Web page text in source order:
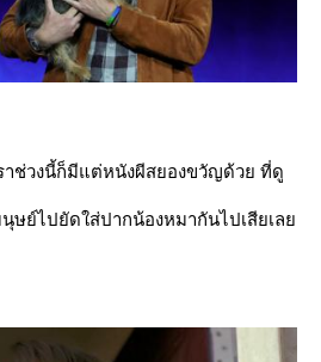
าช่วงนี้ก็มีแต่หนังผีสยองขวัญด้วย ที่ดู
ย์ไปยัดใส่ปากน้องหมากันไปเสียเล